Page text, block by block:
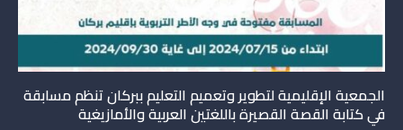
الجمعية الإقليمية لتطوير وتعميم التعليم ببركان تنظم مسابقة
في كتابة القصة القصيرة باللغتين العربية والأمازيغية